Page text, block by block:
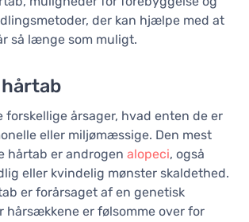
der kan hjælpe med at
så længe som muligt.
forskellige årsager, hvad enten de er
eller miljømæssige. Den mest
hårtab er androgen alopeci, også
eller kvindelig mønster skaldethed.
er forårsaget af en genetisk
hårsækkene er følsomme over for